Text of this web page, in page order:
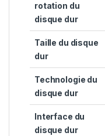
rotation du
disque dur
Taille du disque
dur
Technologie du
disque dur
Interface du
disque dur